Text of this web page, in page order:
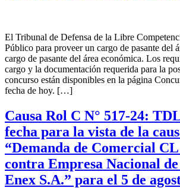
El Tribunal de Defensa de la Libre
Público para proveer un cargo de pasante del
cargo de pasante del área económica. Los
cargo y la documentación requerida para la
concurso están disponibles en la página
fecha de hoy. […]
Causa Rol C N° 517-24:
fecha para la vista de la
“Demanda de Comercial
contra Empresa Nacional
Enex S.A.” para el 5 de